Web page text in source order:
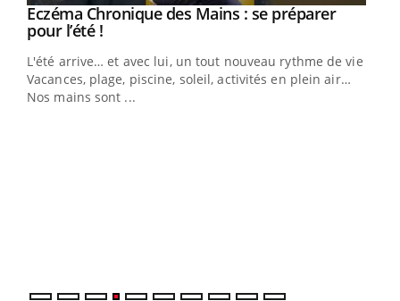
Youtube
Eczéma Chronique des Mains : se préparer
pour l’été !Youtube
L'été arrive… et avec lui, un tout nouveau rythme de vie !
Vacances, plage, piscine, soleil, activités en plein air…
Nos mains sont ...